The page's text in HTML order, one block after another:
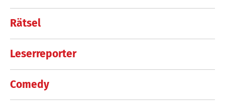
Rätsel
Leserreporter
Comedy